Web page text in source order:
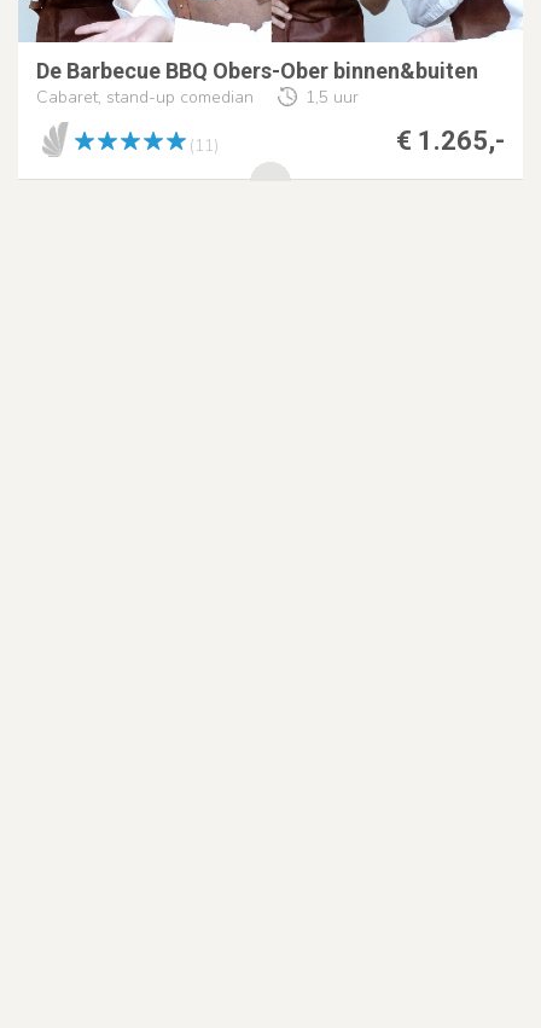
De Barbecue BBQ Obers-Ober binnen&buiten
Cabaret, stand-up comedian 1,5 uur
€ 1.265,-
(11)